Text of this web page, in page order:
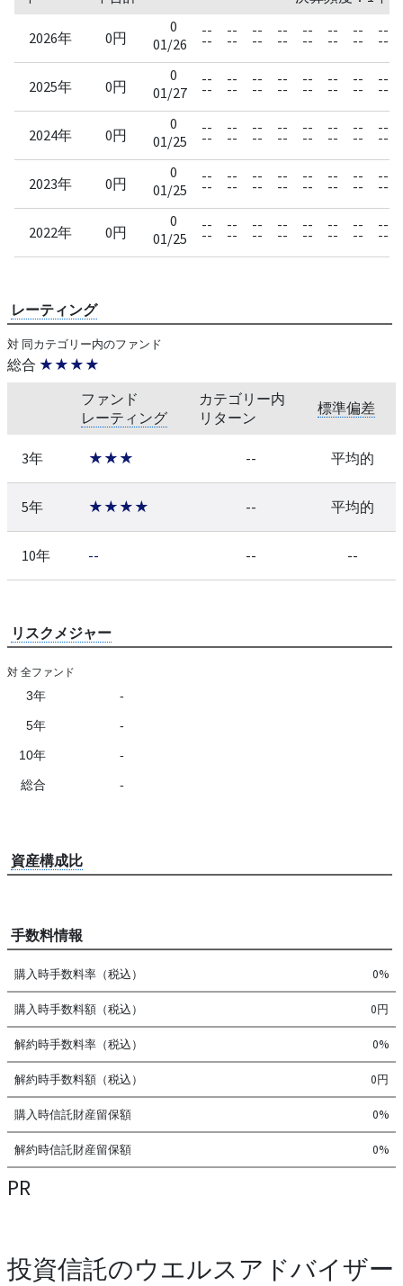
2026年 0円
0
01/26
--
--
--
--
--
--
--
--
--
--
--
--
--
--
--
--
2025年 0円
0
01/27
--
--
--
--
--
--
--
--
--
--
--
--
--
--
--
--
2024年 0円
0
01/25
--
--
--
--
--
--
--
--
--
--
--
--
--
--
--
--
2023年 0円
0
01/25
--
--
--
--
--
--
--
--
--
--
--
--
--
--
--
--
2022年 0円
0
01/25
--
--
--
--
--
--
--
--
--
--
--
--
--
--
--
--
レーティング
対 同カテゴリー内のファンド
総合 ★★★★
ファンド
レーティング
カテゴリー内
リターン
標準偏差
3年 ★★★ -- 平均的
5年 ★★★★ -- 平均的
10年 -- -- --
リスクメジャー
対 全ファンド
3年 -
5年 -
10年 -
総合 -
資産構成比
手数料情報
購入時手数料率（税込） 0%
購入時手数料額（税込） 0円
解約時手数料率（税込） 0%
解約時手数料額（税込） 0円
購入時信託財産留保額 0%
解約時信託財産留保額 0%
PR
投資信託のウエルスアドバイザー